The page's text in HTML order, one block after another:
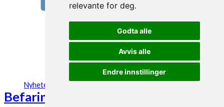
relevante for deg.
Godta alle
Avvis alle
Endre innstillinger
Nyheter
Befaring på nytt biogassanlegg på